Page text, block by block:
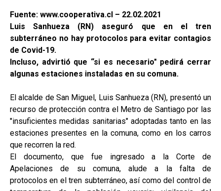
Fuente: www.cooperativa.cl – 22.02.2021
Luis Sanhueza (RN) aseguró que en el tren
subterráneo no hay protocolos para evitar contagios
de Covid-19.
Incluso, advirtió que “si es necesario" pedirá cerrar
algunas estaciones instaladas en su comuna.
El alcalde de San Miguel, Luis Sanhueza (RN), presentó un
recurso de protección contra el Metro de Santiago por las
"insuficientes medidas sanitarias" adoptadas tanto en las
estaciones presentes en la comuna, como en los carros
que recorren la red.
El documento, que fue ingresado a la Corte de
Apelaciones de su comuna, alude a la falta de
protocolos en el tren subterráneo, así como del control de